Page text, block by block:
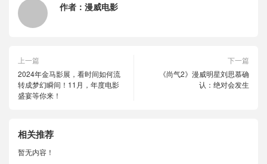
作者： 漫威电影
上一篇
2024年金马影展，看时间如何流
转成梦幻瞬间！11月，年度电影
盛宴等你来！
下一篇
《尚气2》漫威明星刘思慕确
认：绝对会发生
相关推荐
暂无内容！